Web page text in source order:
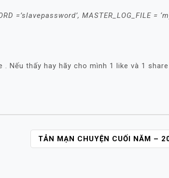
=’slavepassword’, MASTER_LOG_FILE =
Nếu thấy hay hãy cho mình 1 like và 1 share
TẢN MẠN CHUYỆN CUỐI NĂM –